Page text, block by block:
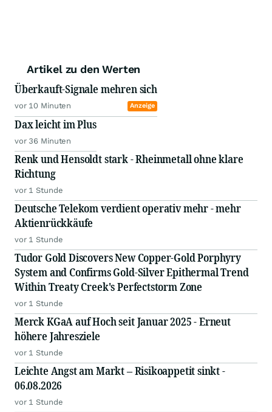
Artikel zu den Werten
Überkauft-Signale mehren sich
vor 10 Minuten Anzeige
Dax leicht im Plus
vor 36 Minuten
Renk und Hensoldt stark - Rheinmetall ohne klare
Richtung
vor 1 Stunde
Deutsche Telekom verdient operativ mehr - mehr
Aktienrückkäufe
vor 1 Stunde
Tudor Gold Discovers New Copper-Gold Porphyry
System and Confirms Gold-Silver Epithermal Trend
Within Treaty Creek's Perfectstorm Zone
vor 1 Stunde
Merck KGaA auf Hoch seit Januar 2025 - Erneut
höhere Jahresziele
vor 1 Stunde
Leichte Angst am Markt – Risikoappetit sinkt -
06.08.2026
vor 1 Stunde